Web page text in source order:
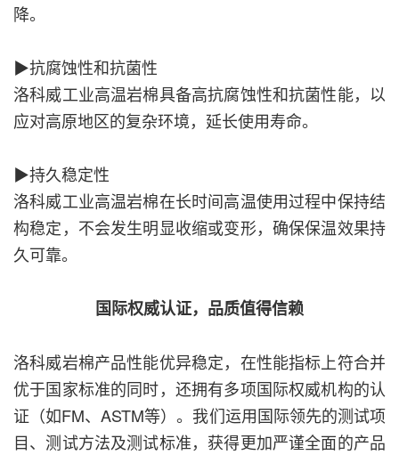
降。
▶抗腐蚀性和抗菌性
洛科威工业高温岩棉具备高抗腐蚀性和抗菌性能，以
应对高原地区的复杂环境，延长使用寿命。
▶持久稳定性
洛科威工业高温岩棉在长时间高温使用过程中保持结
构稳定，不会发生明显收缩或变形，确保保温效果持
久可靠。
国际权威认证，品质值得信赖
洛科威岩棉产品性能优异稳定，在性能指标上符合并
优于国家标准的同时，还拥有多项国际权威机构的认
证（如FM、ASTM等）。我们运用国际领先的测试项
目、测试方法及测试标准，获得更加严谨全面的产品